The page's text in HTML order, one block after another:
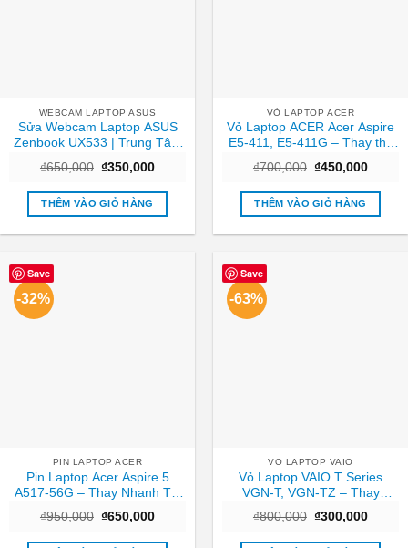
WEBCAM LAPTOP ASUS
Sửa Webcam Laptop ASUS
Zenbook UX533 | Trung Tâm
₫650,000 Giá
là:
₫650,000.
₫350,000Giá
tại
₫350,000.
THÊM VÀO GIỎ HÀNG
VỎ LAPTOP ACER
Vỏ Laptop ACER Acer Aspire
E5-411, E5-411G – Thay thế
₫700,000 Giá
là:
₫700,000.
₫450,000Giá
tại
THÊM VÀO GIỎ HÀNG
Save
-32%
PIN LAPTOP ACER
Pin Laptop Acer Aspire 5
A517-56G – Thay Nhanh Tại
₫950,000 Giá
là:
₫650,000Giá
tại
Save
-63%
VO LAPTOP VAIO
Vỏ Laptop VAIO T Series
VGN-T, VGN-TZ – Thay
Giá Tốt
₫800,000 Giá
là:
₫300,000Giá
tại